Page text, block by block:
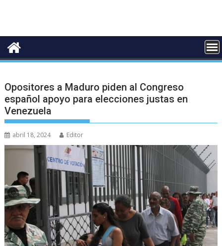
Opositores a Maduro piden al Congreso
español apoyo para elecciones justas en
Venezuela
abril 18, 2024 Editor